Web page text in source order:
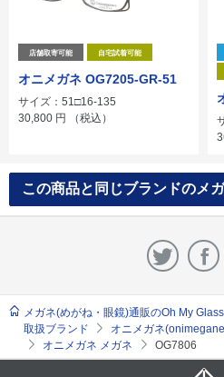
店舗取寄可能 自宅試着可能
オニメガネ OG7205-GR-51
サイズ：51□16-135
30,800 円 （税込）
この商品と同じブランドのメ
メガネ(めがね・眼鏡)通販のOh My
取扱ブランド
オニメガネ
オニメガネ メガネ
OG7806